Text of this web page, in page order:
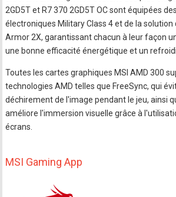
2GD5T et R7 370 2GD5T OC sont équipées
électroniques Military Class 4 et de la
Armor 2X, garantissant chacun à leur façon
une bonne efficacité énergétique et un
Toutes les cartes graphiques MSI AMD 300
technologies AMD telles que FreeSync, qui
déchirement de l'image pendant le jeu, ainsi
améliore l'immersion visuelle grâce à
écrans.
MSI Gaming App